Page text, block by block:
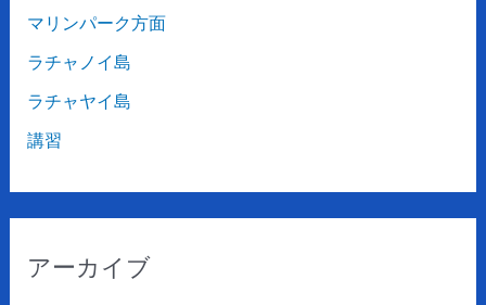
マリンパーク方面
ラチャノイ島
ラチャヤイ島
講習
アーカイブ